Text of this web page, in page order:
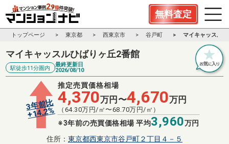
無料査定
トップページ 東京都 西東京市 谷戸町 マイキャッスル
マイキャッスルひばりヶ丘2番館
駅徒歩11分圏内
最終更新日
2026/08/10
3年前比
+14.2%
推定売買価格相場
4,370万円〜4,670万円
（ 64.30万円/㎡〜68.70万円/㎡）
※3年前の売買価格相場 平均3,960万円
住所： 東京都西東京市谷戸町２丁目４－５